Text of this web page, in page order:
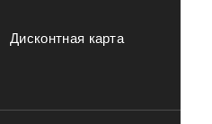
Дисконтная карта